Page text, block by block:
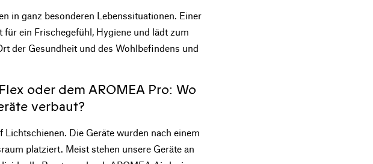
in ganz besonderen Lebenssituationen. Einer
für ein Frischegefühl, Hygiene und lädt zum
der Gesundheit und des Wohlbefindens und
oder dem AROMEA Pro: Wo
verbaut?
Die Geräte wurden nach einem
platziert. Meist stehen unsere Geräte an